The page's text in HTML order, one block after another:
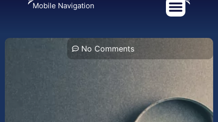
Mobile Navigation
No Comments